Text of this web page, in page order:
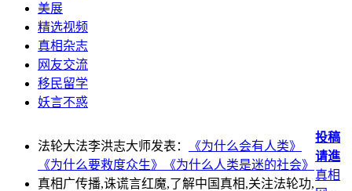
美展
精选视频
真相杂志
网友交流
移民留学
妖言不惑
法轮大法李洪志大师发表：
《为什么会有人类》
《为什么要救度众生》
《为什么人类是迷的社会》
真相广传播,诛谎言红魔,了解中国真相,关注法轮功,
投稿
请進
真相